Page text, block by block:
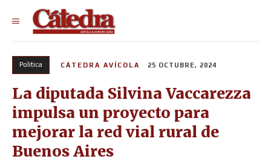
Politica CÁTEDRA AVÍCOLA 25 OCTUBRE, 2024
La diputada Silvina Vaccarezza
impulsa un proyecto para
mejorar la red vial rural de
Buenos Aires